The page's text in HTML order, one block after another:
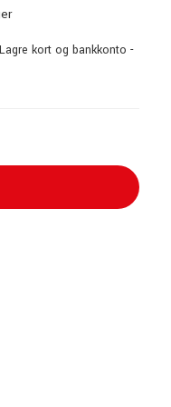
kort og bankkonto -